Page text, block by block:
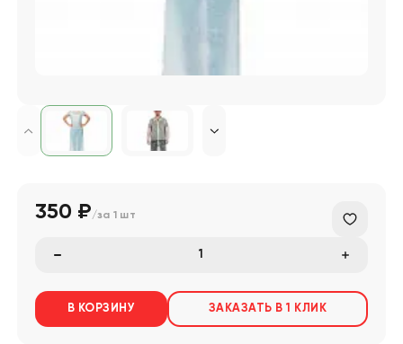
350 ₽/за 1 шт
В КОРЗИНУ ЗАКАЗАТЬ В 1 КЛИК